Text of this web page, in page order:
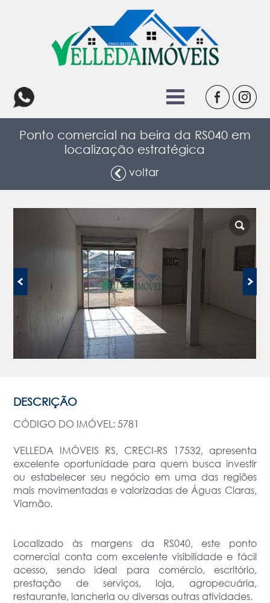
Ponto comercial na beira da RS040 em
localização estratégica
voltar
DESCRIÇÃO
CÓDIGO DO IMÓVEL: 5781
VELLEDA IMÓVEIS RS, CRECI-RS 17532, apresenta
excelente oportunidade para quem busca investir
ou estabelecer seu negócio em uma das regiões
mais movimentadas e valorizadas de Águas Claras,
Viamão.
Localizado às margens da RS040, este ponto
comercial conta com excelente visibilidade e fácil
acesso, sendo ideal para comércio, escritório,
prestação de serviços, loja, agropecuária,
restaurante, lancheria ou diversas outras atividades.